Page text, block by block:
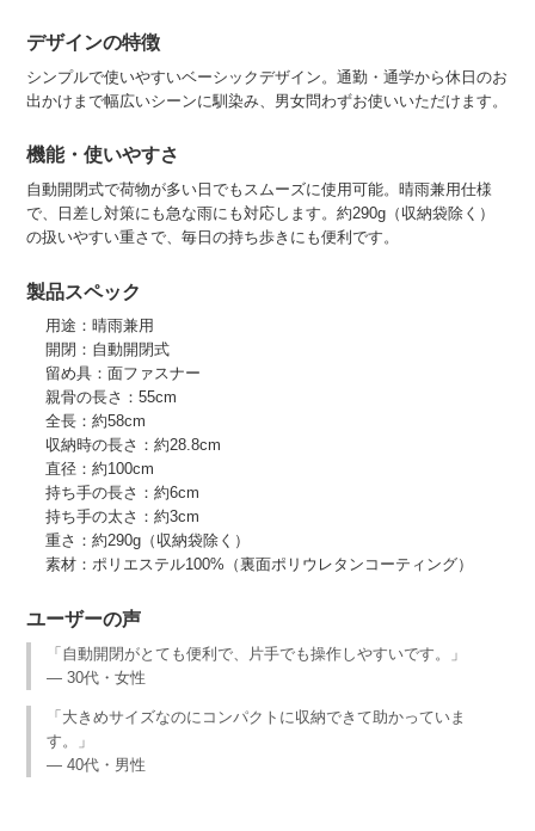
デザインの特徴
シンプルで使いやすいベーシックデザイン。通勤・通学から休日のお
出かけまで幅広いシーンに馴染み、男女問わずお使いいただけます。
機能・使いやすさ
自動開閉式で荷物が多い日でもスムーズに使用可能。晴雨兼用仕様
で、日差し対策にも急な雨にも対応します。約290g（収納袋除く）
の扱いやすい重さで、毎日の持ち歩きにも便利です。
製品スペック
用途：晴雨兼用
開閉：自動開閉式
留め具：面ファスナー
親骨の長さ：55cm
全長：約58cm
収納時の長さ：約28.8cm
直径：約100cm
持ち手の長さ：約6cm
持ち手の太さ：約3cm
重さ：約290g（収納袋除く）
素材：ポリエステル100%（裏面ポリウレタンコーティング）
ユーザーの声
「自動開閉がとても便利で、片手でも操作しやすいです。」
— 30代・女性
「大きめサイズなのにコンパクトに収納できて助かっていま
す。」
— 40代・男性